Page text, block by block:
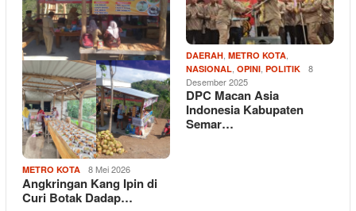
METRO KOTA 8 Mei 2026
Angkringan Kang Ipin di
Curi Botak Dadap…
DAERAH METRO KOTA
NASIONAL OPINI POLITIK
8
Desember 2025
DPC Macan Asia
Indonesia Kabupaten
Semar…